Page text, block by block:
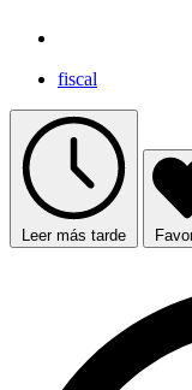
fiscal
Leer más tarde